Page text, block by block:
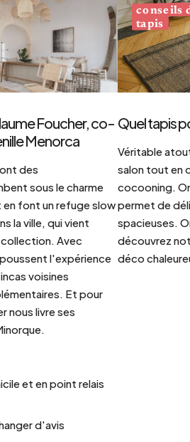
Foucher, co-
Menorca
des
sous le charme
font un refuge slow
la ville, qui vient
Avec
l'expérience
voisines
Et pour
nous livre ses
conseils
tapis
Quel tapis
Véritable
salon tout en
cocooning.
permet de
spacieuses.
découvrez
déco
et en point relais
d'avis